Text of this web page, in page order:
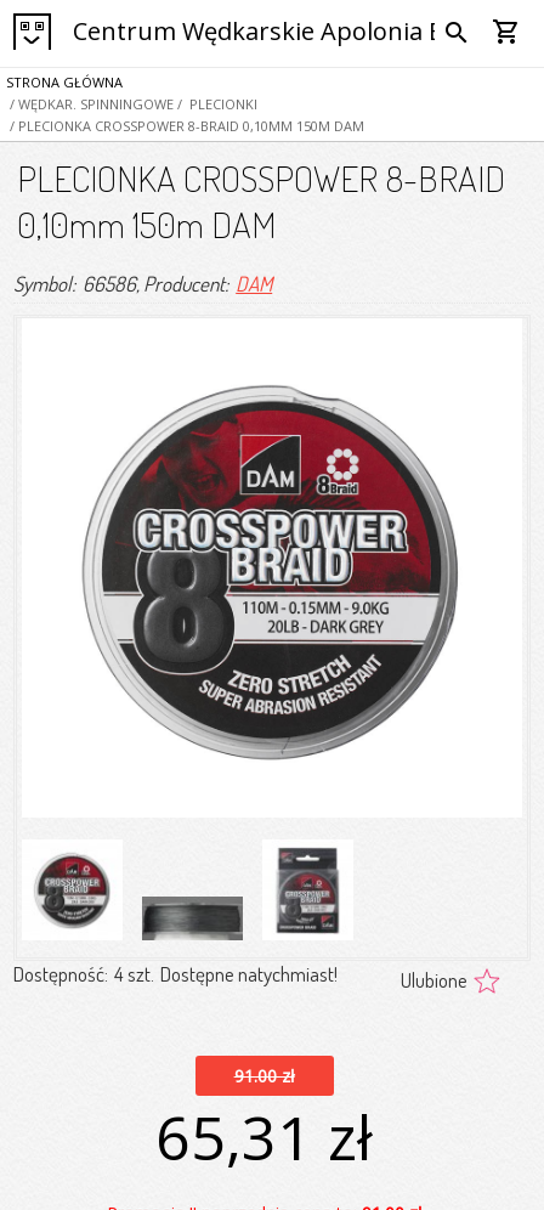
Centrum Wędkarskie Apolonia Bytom
search shopping_cart
STRONA GŁÓWNA
/ WĘDKAR. SPINNINGOWE / PLECIONKI
/ PLECIONKA CROSSPOWER 8-BRAID 0,10MM 150M DAM
PLECIONKA CROSSPOWER 8-BRAID
0,10mm 150m DAM
Symbol: 66586, Producent: DAM
Dostępność: 4 szt. Dostępne natychmiast! Ulubione
91.00 zł
65,31 zł